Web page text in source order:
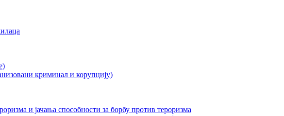
криминал и корупцију)
и јачања способности за борбу против тероризма